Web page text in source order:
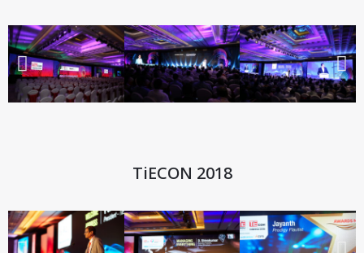
TiECON 2018